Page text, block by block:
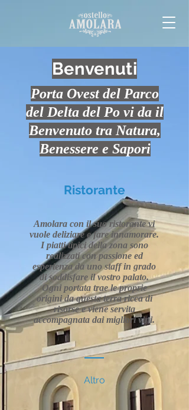
Benvenuti
Porta Ovest del Parco
del Delta del Po vi da il
Benvenuto tra Natura,
Benessere e Sapori
Ristorante
Amolara con il suo ristorante vi
vuole deliziare e fare innamorare.
I piatti tipici della zona sono
realizzati con passione ed
esperienza da uno staff in grado
di soddisfare il vostro palato.
Ogni portata trae le proprie
origini da questa terra ricca di
risorse e viene servita
accompagnata dai migliori vini.
Altro